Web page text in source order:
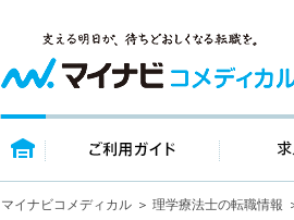
トップページ ご利用ガイ
マイナビコメディカル 理学療法士の転職情報